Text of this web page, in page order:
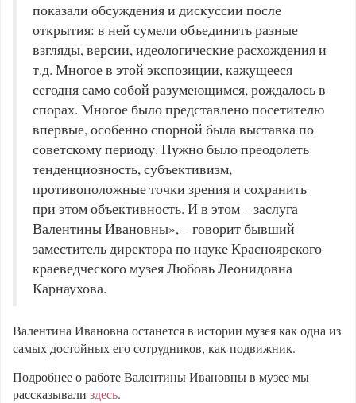
показали обсуждения и дискуссии после
открытия: в ней сумели объединить разные
взгляды, версии, идеологические расхождения и
т.д. Многое в этой экспозиции, кажущееся
сегодня само собой разумеющимся, рождалось в
спорах. Многое было представлено посетителю
впервые, особенно спорной была выставка по
советскому периоду. Нужно было преодолеть
тенденциозность, субъективизм,
противоположные точки зрения и сохранить
при этом объективность. И в этом – заслуга
Валентины Ивановны», – говорит бывший
заместитель директора по науке Красноярского
краеведческого музея Любовь Леонидовна
Карнаухова.
Валентина Ивановна останется в истории музея как одна из
самых достойных его сотрудников, как подвижник.
Подробнее о работе Валентины Ивановны в музее мы
рассказывали здесь.